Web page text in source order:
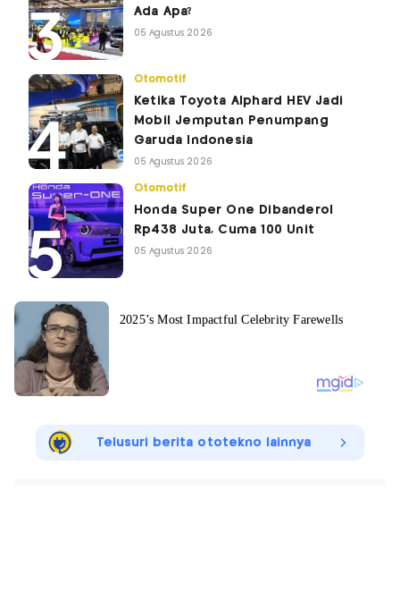
Ada Apa?
05 Agustus 2026
Otomotif
Ketika Toyota Alphard HEV Jadi
Mobil Jemputan Penumpang
Garuda Indonesia
05 Agustus 2026
Otomotif
Honda Super One Dibanderol
Rp438 Juta, Cuma 100 Unit
05 Agustus 2026
Telusuri berita ototekno lainnya